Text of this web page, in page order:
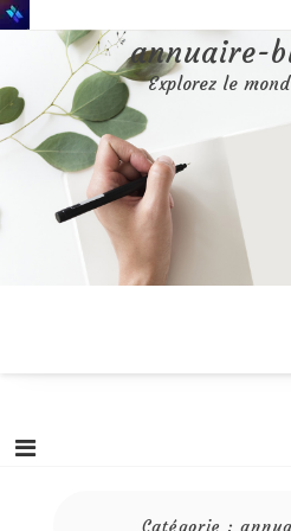
Aller
au
annuaire-
Explorez le
Catégorie :